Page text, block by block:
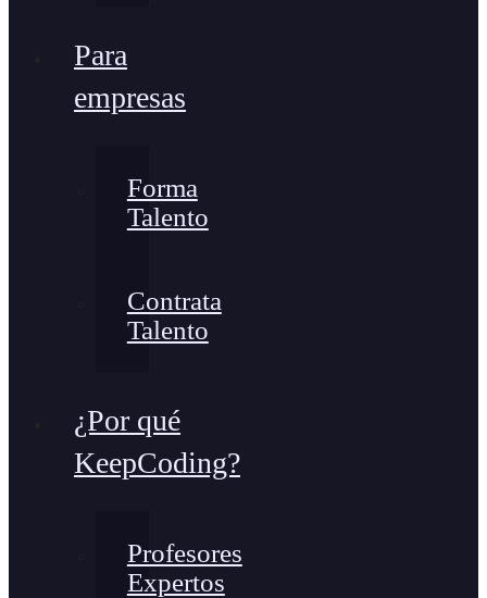
Para
empresas
Forma
Talento
Contrata
Talento
¿Por qué
KeepCoding?
Profesores
Expertos